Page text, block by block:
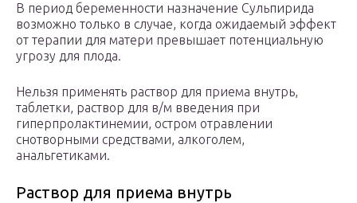
В период беременности назначение Сульпирида
возможно только в случае, когда ожидаемый эффект
от терапии для матери превышает потенциальную
угрозу для плода.
Нельзя применять раствор для приема внутрь,
таблетки, раствор для в/м введения при
гиперпролактинемии, остром отравлении
снотворными средствами, алкоголем,
анальгетиками.
Раствор для приема внутрь